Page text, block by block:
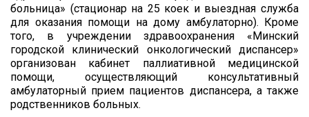
больница» (стационар на 25 коек и выездная служба
для оказания помощи на дому амбулаторно). Кроме
того, в учреждении здравоохранения «Минский
городской клинический онкологический диспансер»
организован кабинет паллиативной медицинской
помощи, осуществляющий консультативный
амбулаторный прием пациентов диспансера, а также
родственников больных.